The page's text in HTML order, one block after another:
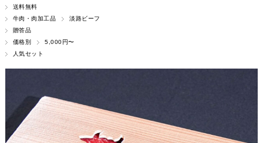
送料無料
牛肉・肉加工品
淡路ビーフ
贈答品
価格別
5,000円〜
人気セット